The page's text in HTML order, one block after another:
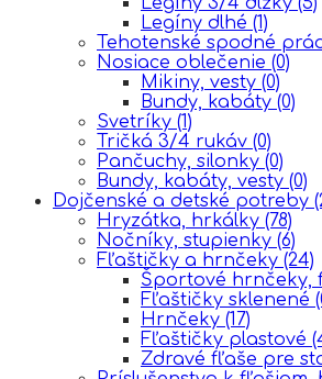
Legíny dlhé (1)
Tehotenské spodné
Nosiace oblečenie (0)
Mikiny, vesty (0)
Bundy, kabáty (0)
Svetríky (1)
Tričká 3/4 rukáv (0)
Pančuchy, silonky (0)
Bundy, kabáty, vesty (0)
Dojčenské a detské potreby
Hryzátka, hrkálky (78)
Nočníky, stupienky (6)
Fľaštičky a hrnčeky (24)
Športové hrnčeky,
Fľaštičky sklenené
Hrnčeky (17)
Fľaštičky plastové
Zdravé fľaše pre